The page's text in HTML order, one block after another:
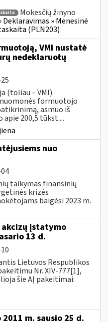
Mokesčių žinyno
» Mėnesinė
(PLN203)
VMI nustatė
nedeklaruotų
(toliau – VMI)
formuotojo
asmuo iš
200,5 tūkst....
nuo
taikymas finansinių
krizės
baigėsi 2023 m.
akcizų įstatymo
13 d.
Lietuvos Respublikos
Nr. XIV-777[1],
šie AĮ pakeitimai:
m. sausio 25 d.